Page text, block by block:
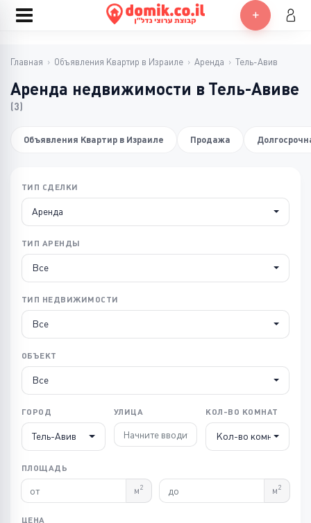
Главная › Объявления Квартир в Израиле › Аренда › Тель-Авив
Аренда недвижимости в Тель-Авиве
(3)
Объявления Квартир в Израиле Продажа
ТИП СДЕЛКИ
Аренда
ТИП АРЕНДЫ
Все
ТИП НЕДВИЖИМОСТИ
Все
ОБЪЕКТ
Все
ГОРОД
Тель-Авив
УЛИЦА КОЛ-ВО КОМНАТ
Кол-во комнат
ПЛОЩАДЬ
м2 м2
ЦЕНА